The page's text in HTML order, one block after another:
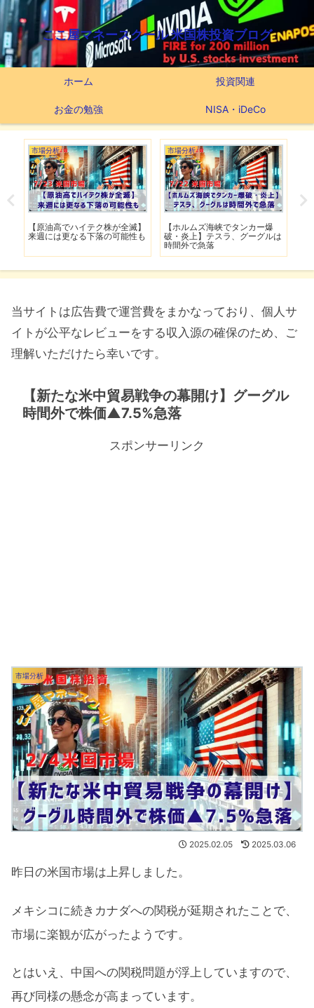
ここ屋マネースクール 米国株投資ブログ
ホーム 投資関連
お金の勉強 NISA・iDeCo
市場分析
【原油高でハイテク株が全滅】
来週には更なる下落の可能性も
市場分析
【ホルムズ海峡でタンカー爆
破・炎上】テスラ、グーグルは
時間外で急落
当サイトは広告費で運営費をまかなっており、個人サ
イトが公平なレビューをする収入源の確保のため、ご
理解いただけたら幸いです。
【新たな米中貿易戦争の幕開け】グーグル
時間外で株価▲7.5%急落
スポンサーリンク
市場分析
2025.02.05 2025.03.06
昨日の米国市場は上昇しました。
メキシコに続きカナダへの関税が延期されたことで、
市場に楽観が広がったようです。
とはいえ、中国への関税問題が浮上していますので、
再び同様の懸念が高まっています。